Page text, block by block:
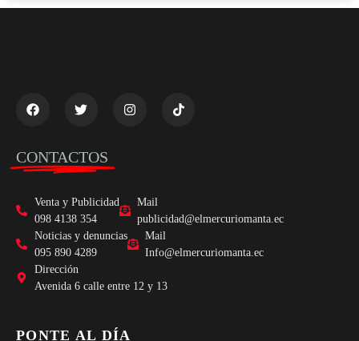
CONTACTOS
Venta y Publicidad
098 4138 354
Mail
publicidad@elmercuriomanta.ec
Noticias y denuncias
095 890 4289
Mail
Info@elmercuriomanta.ec
Dirección
Avenida 6 calle entre 12 y 13
PONTE AL DÍA